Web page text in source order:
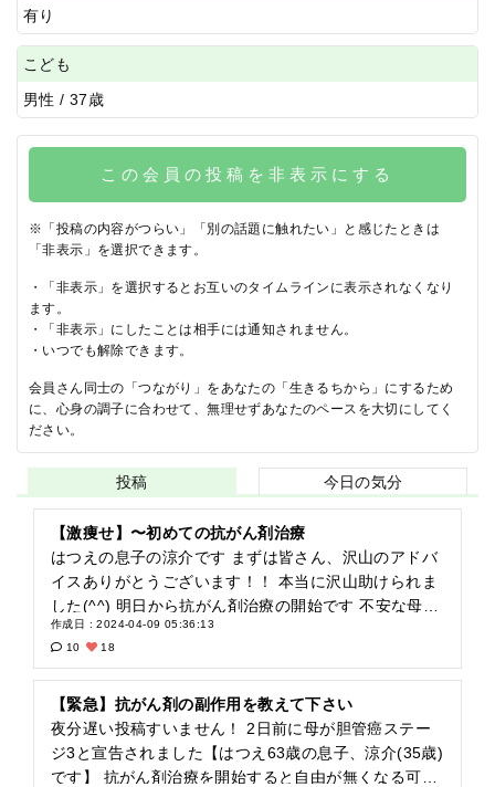
有り
こども
男性 / 37歳
この会員の投稿を非表示にする
※「投稿の内容がつらい」「別の話題に触れたい」と感じたときは
「非表示」を選択できます。
・「非表示」を選択するとお互いのタイムラインに表示されなくなり
ます。
・「非表示」にしたことは相手には通知されません。
・いつでも解除できます。
会員さん同士の「つながり」をあなたの「生きるちから」にするため
に、心身の調子に合わせて、無理せずあなたのペースを大切にしてく
ださい。
投稿 今日の気分
【激痩せ】〜初めての抗がん剤治療
はつえの息子の涼介です まずは皆さん、沢山のアドバ
イスありがとうございます！！ 本当に沢山助けられま
した(^^) 明日から抗がん剤治療の開始です 不安な母の
為に家族、職場の親しかった皆が寄せ書き書いてくれ
ました！ 凄くパワーをもらえたようです(^^) 母は肝内
胆管ガンステージ3 ガンの場所が悪く現状手術不可能
です 抗がん剤治療の結果次第では手術の可能性も出て
くるとの事 初めはガンの切除手術しか方法は無いと思
っていた手術ですが ・重粒子線治療 ・生体移植 出来
る可能性は低くても『新しい手段』として知る事が出
作成日 : 2024-04-09 05:36:13
10
18
【緊急】抗がん剤の副作用を教えて下さい
夜分遅い投稿すいません！ 2日前に母が胆管癌ステー
ジ3と宣告されました【はつえ63歳の息子、涼介(35歳)
です】 抗がん剤治療を開始すると自由が無くなる可能